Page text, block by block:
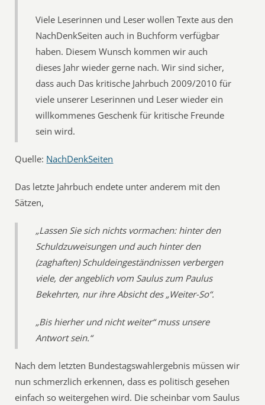
Viele Leserinnen und Leser wollen Texte aus den
NachDenkSeiten auch in Buchform verfügbar
haben. Diesem Wunsch kommen wir auch
dieses Jahr wieder gerne nach. Wir sind sicher,
dass auch Das kritische Jahrbuch 2009/2010 für
viele unserer Leserinnen und Leser wieder ein
willkommenes Geschenk für kritische Freunde
sein wird.
Quelle: NachDenkSeiten
Das letzte Jahrbuch endete unter anderem mit den
Sätzen,
„Lassen Sie sich nichts vormachen: hinter den
Schuldzuweisungen und auch hinter den
(zaghaften) Schuldeingeständnissen verbergen
viele, der angeblich vom Saulus zum Paulus
Bekehrten, nur ihre Absicht des „Weiter-So“.
„Bis hierher und nicht weiter“ muss unsere
Antwort sein.“
Nach dem letzten Bundestagswahlergebnis müssen wir
nun schmerzlich erkennen, dass es politisch gesehen
einfach so weitergehen wird. Die scheinbar vom Saulus